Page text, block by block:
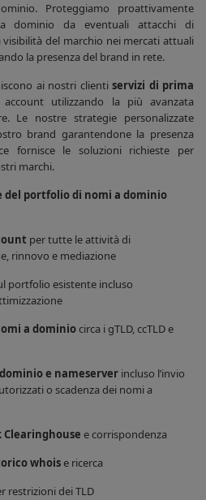
Proteggiamo proattivamente
dominio da eventuali attacchi di
del marchio nei mercati attuali
la presenza del brand in rete.
ai nostri clienti servizi di prima
utilizzando la più avanzata
Le nostre strategie personalizzate
brand garantendone la presenza
fornisce le soluzioni richieste per
marchi.
del portfolio di nomi a dominio
per tutte le attività di
rinnovo e mediazione
portfolio esistente incluso
a dominiocirca i gTLD, ccTLD e
e nameserver incluso l’invio
o scadenza dei nomi a
Clearinghouse e corrispondenza
whoise ricerca
restrizioni dei TLD